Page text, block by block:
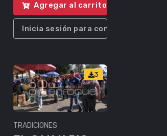
Agregar al carrito
Inicia sesión para comprar
3
TRADICIONES